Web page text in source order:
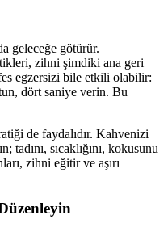
geleceğe götürür.
zihni şimdiki ana geri
egzersizi bile etkili olabilir:
dört saniye verin. Bu
de faydalıdır. Kahvenizi
tadını, sıcaklığını, kokusunu
zihni eğitir ve aşırı